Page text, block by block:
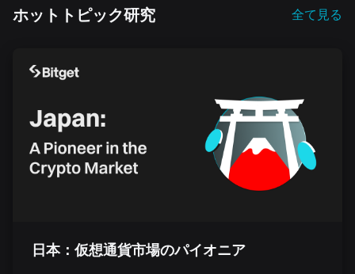
ホットトピック研究 全て見る
日本：仮想通貨市場のパイオニア